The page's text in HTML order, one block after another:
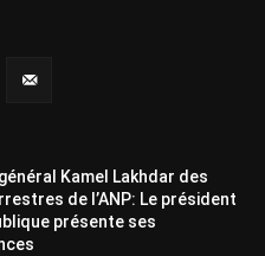
Kamel Lakhdar des
de l’ANP: Le président
présente ses